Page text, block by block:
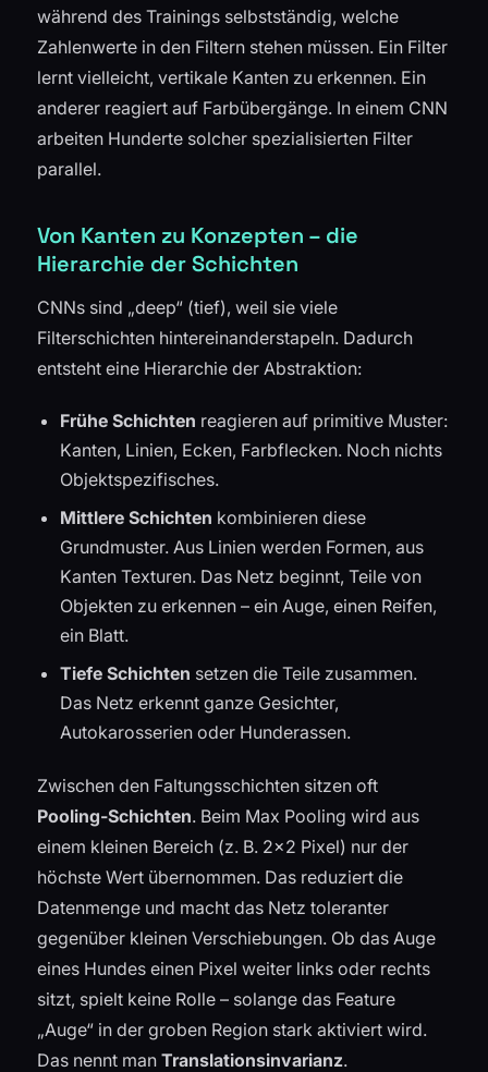
während des Trainings selbstständig, welche
Zahlenwerte in den Filtern stehen müssen. Ein Filter
lernt vielleicht, vertikale Kanten zu erkennen. Ein
anderer reagiert auf Farbübergänge. In einem CNN
arbeiten Hunderte solcher spezialisierten Filter
parallel.
Von Kanten zu Konzepten – die
Hierarchie der Schichten
CNNs sind „deep“ (tief), weil sie viele
Filterschichten hintereinanderstapeln. Dadurch
entsteht eine Hierarchie der Abstraktion:
Frühe Schichten reagieren auf primitive Muster:
Kanten, Linien, Ecken, Farbflecken. Noch nichts
Objektspezifisches.
Mittlere Schichten kombinieren diese
Grundmuster. Aus Linien werden Formen, aus
Kanten Texturen. Das Netz beginnt, Teile von
Objekten zu erkennen – ein Auge, einen Reifen,
ein Blatt.
Tiefe Schichten setzen die Teile zusammen.
Das Netz erkennt ganze Gesichter,
Autokarosserien oder Hunderassen.
Zwischen den Faltungsschichten sitzen oft
Pooling-Schichten. Beim Max Pooling wird aus
einem kleinen Bereich (z. B. 2×2 Pixel) nur der
höchste Wert übernommen. Das reduziert die
Datenmenge und macht das Netz toleranter
gegenüber kleinen Verschiebungen. Ob das Auge
eines Hundes einen Pixel weiter links oder rechts
sitzt, spielt keine Rolle – solange das Feature
„Auge“ in der groben Region stark aktiviert wird.
Das nennt man Translationsinvarianz.